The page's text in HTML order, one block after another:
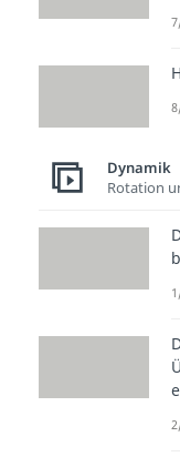
Dynamik
Rotation
e